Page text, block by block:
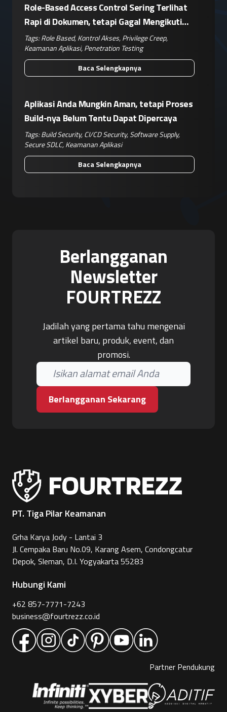
Role-Based Access Control Sering Terlihat
Rapi di Dokumen, tetapi Gagal Mengikuti
Operasional Nyata
Tags:Role Based,Kontrol Akses,Privilege Creep,
Keamanan Aplikasi,Penetration Testing
Baca Selengkapnya
Aplikasi Anda Mungkin Aman, tetapi Proses
Build-nya Belum Tentu Dapat Dipercaya
Tags:Build Security,CI/CD Security,Software Supply,
Secure SDLC,Keamanan Aplikasi
Baca Selengkapnya
Berlangganan
Newsletter
FOURTREZZ
Jadilah yang pertama tahu mengenai
artikel baru, produk, event, dan
promosi.
Berlangganan Sekarang
PT. Tiga Pilar Keamanan
Grha Karya Jody - Lantai 3
Jl. Cempaka Baru No.09, Karang Asem, Condongcatur
Depok, Sleman, D.I. Yogyakarta 55283
Hubungi Kami
+62 857-7771-7243
business@fourtrezz.co.id
Partner Pendukung